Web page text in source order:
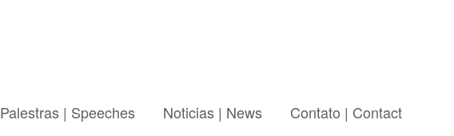
Palestras | Speeches Noticias | News Contato | Contact